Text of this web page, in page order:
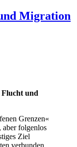
Migration
Flucht und
Grenzen«
aber folgenlos
Ziel
verbunden